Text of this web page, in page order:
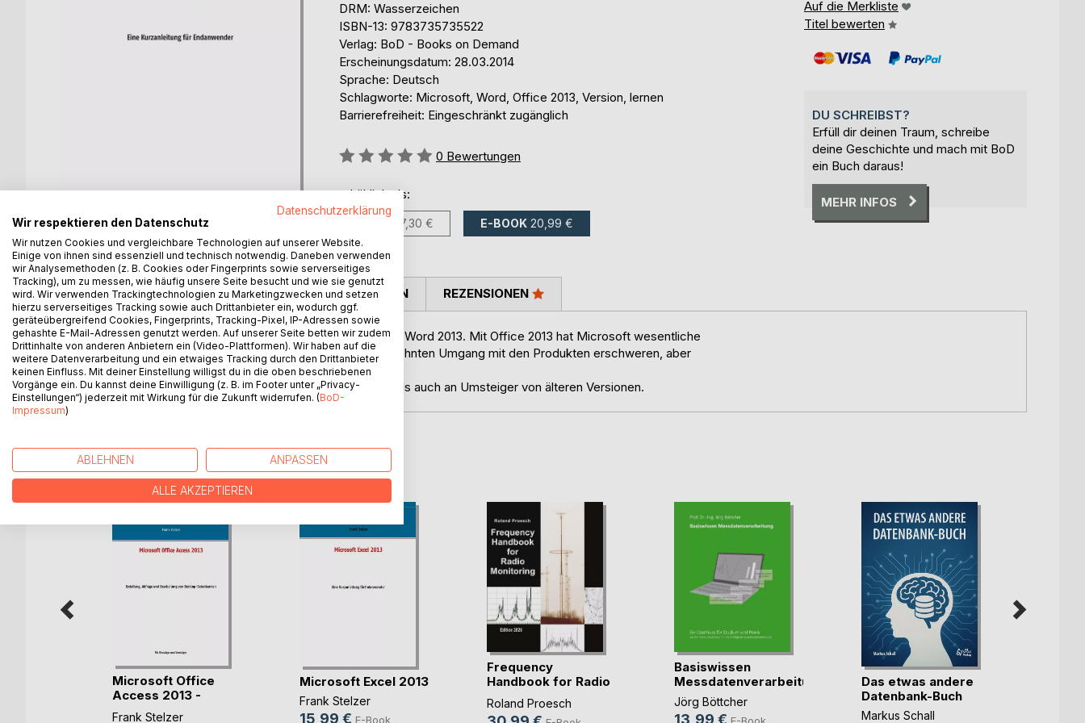
DRM: Wasserzeichen
ISBN-13: 9783735735522
Verlag: BoD - Books on Demand
Erscheinungsdatum: 28.03.2014
Sprache: Deutsch
Schlagworte: Microsoft, Word, Office 2013, Version, lernen
Barrierefreiheit: Eingeschränkt zugänglich
Bewertung::
0 Bewertungen
erhältlich als:
27,30 € E-BOOK 20,99 €
Auf die Merkliste
Titel bewerten
DU SCHREIBST?
Erfüll dir deinen Traum, schreibe
deine Geschichte und mach mit BoD
ein Buch daraus!
MEHR INFOS
BESCHREIBUNG
Das Buch richtet sich an den Endanwender von Microsoft Word 2013. Mit Office 2013 hat Microsoft wesentliche
Änderungen im Design vorgenommen, die zwar den gewohnten Umgang mit den Produkten erschweren, aber
insgesamt die Arbeit erleichtern.
Dieses Buch richtet sich daher sowohl an Neueinsteiger als auch an Umsteiger von älteren Versionen.
AUTOR/IN PRESSESTIMMEN REZENSIONEN
WEITERE TITEL BEIBoD
Microsoft Office
Access 2013 -
Des(...)
Frank Stelzer
Microsoft Excel 2013
Frank Stelzer
15,99 € E-Book
Frequency
Handbook for Radio
Monit(...)
Roland Proesch
Basiswissen
Messdatenverarbeitung
Jörg Böttcher
13,99 € E-Book
Das etwas andere
Datenbank-Buch
Markus Schall
Datenschutzerklärung
Wir respektieren den Datenschutz
Wir nutzen Cookies und vergleichbare Technologien auf unserer Website.
Einige von ihnen sind essenziell und technisch notwendig. Daneben verwenden
wir Analysemethoden (z. B. Cookies oder Fingerprints sowie serverseitiges
Tracking), um zu messen, wie häufig unsere Seite besucht und wie sie genutzt
wird. Wir verwenden Trackingtechnologien zu Marketingzwecken und setzen
hierzu serverseitiges Tracking sowie auch Drittanbieter ein, wodurch ggf.
geräteübergreifend Cookies, Fingerprints, Tracking-Pixel, IP-Adressen sowie
gehashte E-Mail-Adressen genutzt werden. Auf unserer Seite betten wir zudem
Drittinhalte von anderen Anbietern ein (Video-Plattformen). Wir haben auf die
weitere Datenverarbeitung und ein etwaiges Tracking durch den Drittanbieter
keinen Einfluss. Mit deiner Einstellung willigst du in die oben beschriebenen
Vorgänge ein. Du kannst deine Einwilligung (z. B. im Footer unter „Privacy-
Einstellungen“) jederzeit mit Wirkung für die Zukunft widerrufen. (BoD-
Impressum)
ABLEHNEN ANPASSEN
ALLE AKZEPTIEREN